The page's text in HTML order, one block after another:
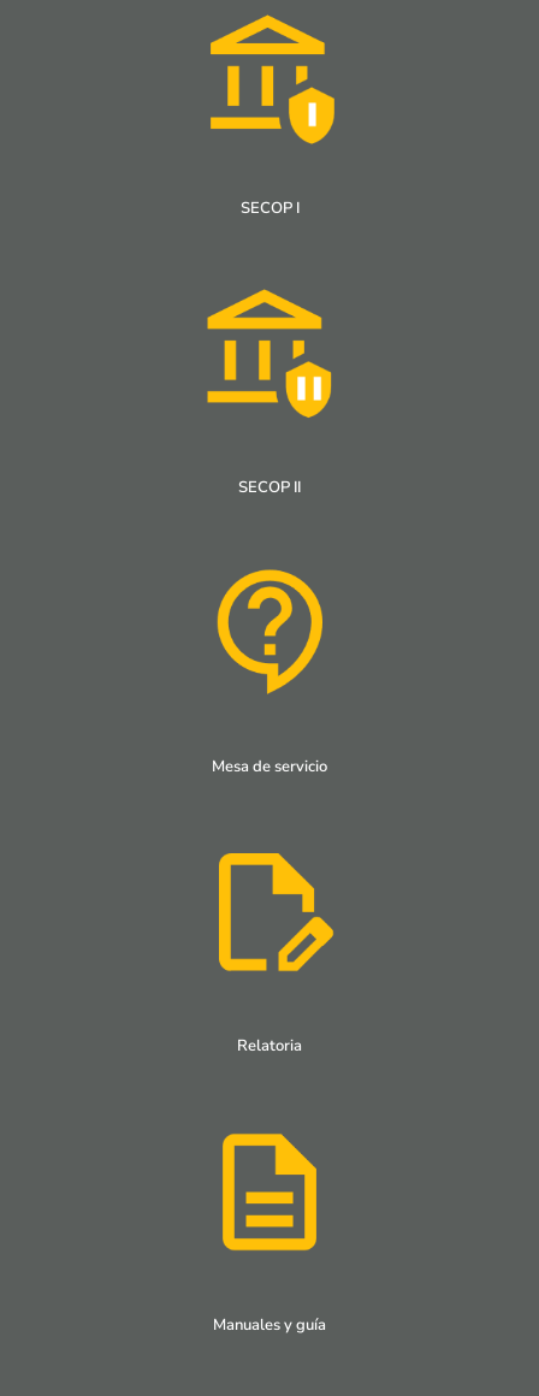
SECOP I
SECOP II
Mesa de servicio
Relatoria
Manuales y guía